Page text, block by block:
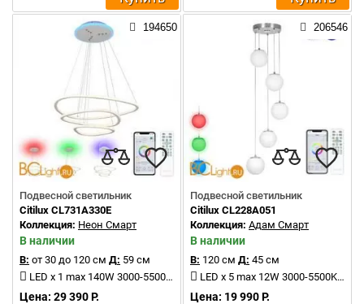
194650
Подвесной светильник
Citilux CL731A330E
Коллекция: Неон Смарт
В наличии
В: от 30 до 120 см Д: 59 см
LED x 1 max 140W 3000-5500K 7500Lm
Цена: 29 390 Р.
206546
Подвесной светильник
Citilux CL228A051
Коллекция: Адам Смарт
В наличии
В: 120 см Д: 45 см
LED x 5 max 12W 3000-5500K 6000Lm
Цена: 19 990 Р.